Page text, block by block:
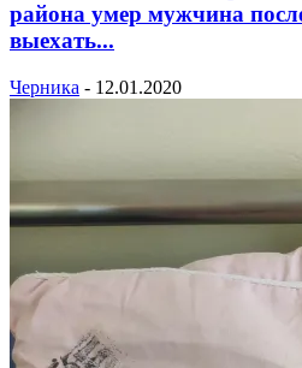
района умер мужчина
выехать...
Черника - 12.01.2020